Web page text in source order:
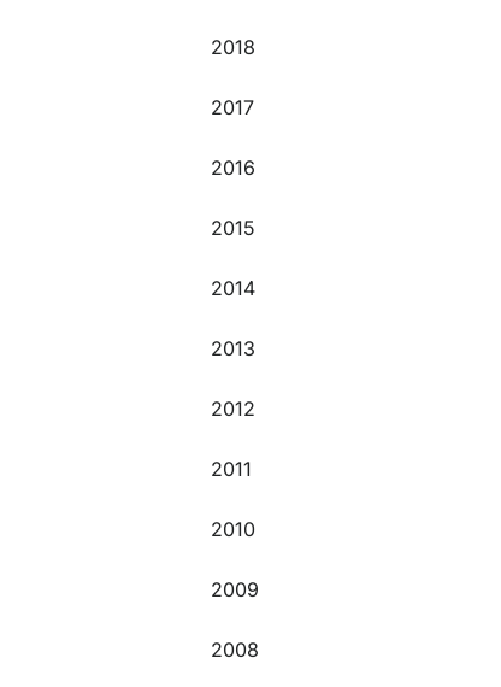
2018
2017
2016
2015
2014
2013
2012
2011
2010
2009
2008